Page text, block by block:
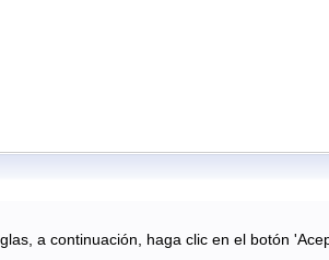
a continuación, haga clic en el botón